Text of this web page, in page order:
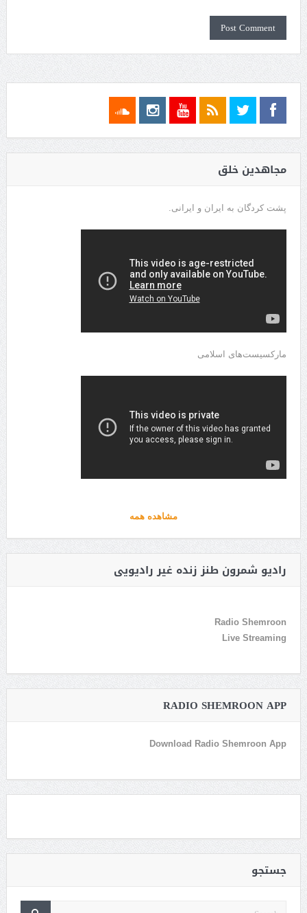
مجاهدین خلق
پشت کردگان به ایران و ایرانی.
مارکسیست‌های اسلامی
مشاهده همه
رادیو شمرون طنز زنده غیر رادیویی
Radio Shemroon
Live Streaming
RADIO SHEMROON APP
Download Radio Shemroon App
جستجو